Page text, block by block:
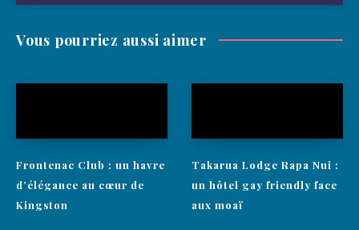
Vous pourriez aussi aimer
Frontenac Club : un havre
d’élégance au cœur de
Kingston
Takarua Lodge Rapa Nui :
un hôtel gay friendly face
aux moaï